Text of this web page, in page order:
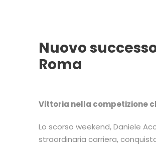
Nuovo
Roma
Vittoria nella competizione
Lo scorso weekend, Daniele
straordinaria carriera,